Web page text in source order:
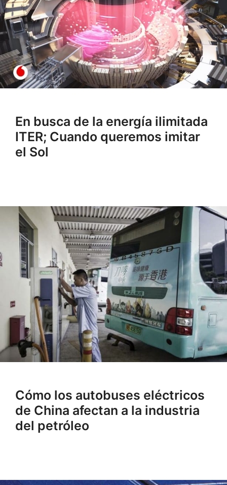
En busca de la energía ilimitada
ITER; Cuando queremos imitar
el Sol
Cómo los autobuses eléctricos
de China afectan a la industria
del petróleo